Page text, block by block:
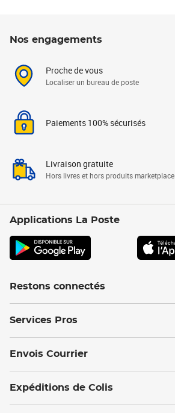
Nos engagements
Proche de vous
Localiser un bureau de poste
Paiements 100% sécurisés
Livraison gratuite
Hors livres et hors produits marketplace
Applications La Poste
Restons connectés
Services Pros
Envois Courrier
Expéditions de Colis